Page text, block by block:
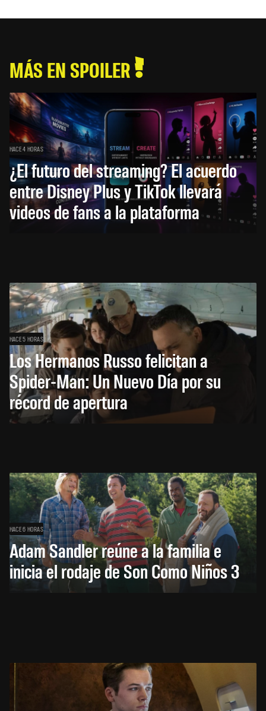
MÁS EN SPOILER
HACE 4 HORAS
¿El futuro del streaming? El acuerdo
entre Disney Plus y TikTok llevará
videos de fans a la plataforma
HACE 5 HORAS
Los Hermanos Russo felicitan a
Spider-Man: Un Nuevo Día por su
récord de apertura
HACE 6 HORAS
Adam Sandler reúne a la familia e
inicia el rodaje de Son Como Niños 3